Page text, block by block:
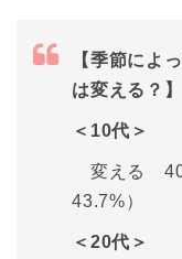
【季節によ
は変える？】
＜10代＞
変える
43.7%）
＜20代＞